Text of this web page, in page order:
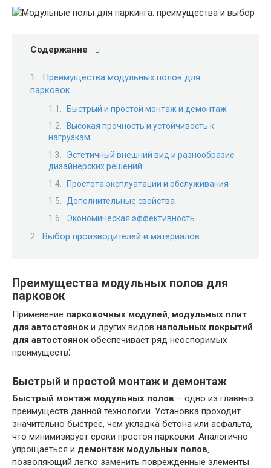
Содержание
Преимущества модульных полов для
парковок
Быстрый и простой монтаж и демонтаж
Высокая прочность и устойчивость к
нагрузкам
Эстетичный внешний вид и разнообразие
дизайнерских решений
Простота эксплуатации и обслуживания
Дополнительные свойства
Экономическая эффективность
Выбор производителей и материалов
Преимущества модульных полов для
парковок
Применение парковочных модулей‚ модульных плит
для автостояноки других видов напольных покрытий
для автостоянокобеспечивает ряд неоспоримых
преимуществ⁚
Быстрый и простой монтаж и демонтаж
Быстрый монтаж модульных полов – одно из главных
преимуществ данной технологии. Установка проходит
значительно быстрее‚ чем укладка бетона или асфальта‚
что минимизирует сроки простоя парковки. Аналогично
упрощаеться и демонтаж модульных полов‚
позволяющий легко заменить поврежденные элементы